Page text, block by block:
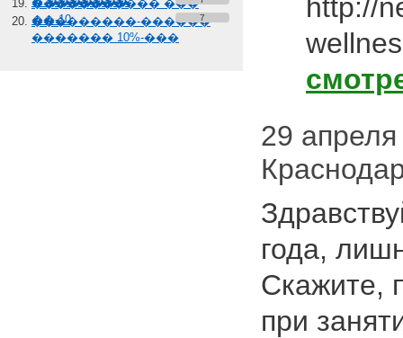
����������� ���
��-10
���������-������
������� 10%-���
7
http://
29 апреля
года,
Скажите,
при